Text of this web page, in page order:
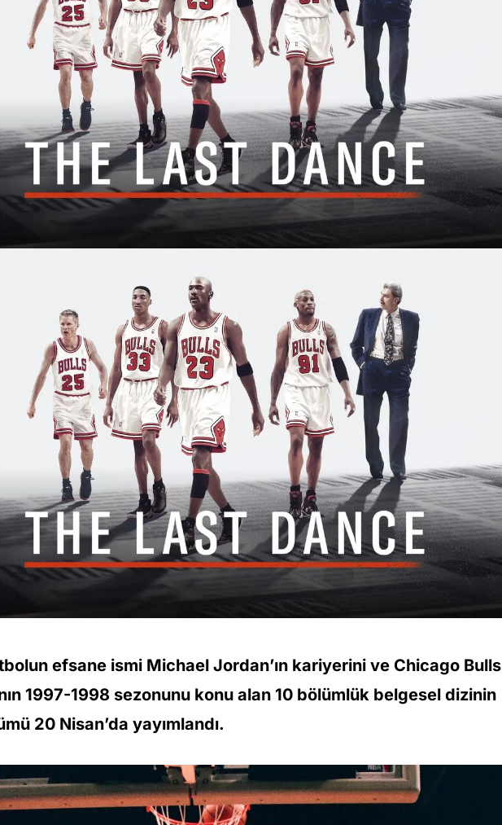
efsane ismi Michael Jordan’ın kariyerini ve Chicago Bulls
1997-1998 sezonunu konu alan 10 bölümlük belgesel dizinin
20 Nisan’da yayımlandı.